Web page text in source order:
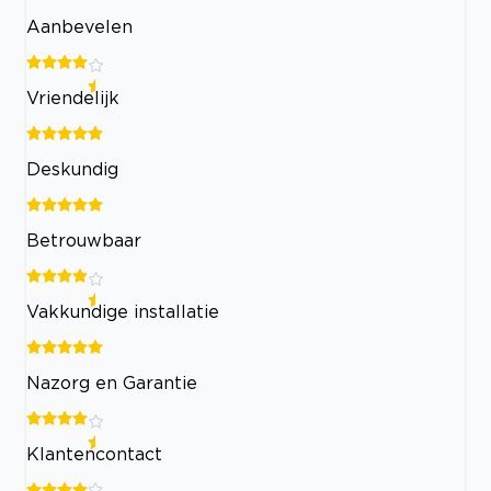
Aanbevelen
Vriendelijk
Deskundig
Betrouwbaar
Vakkundige installatie
Nazorg en Garantie
Klantencontact